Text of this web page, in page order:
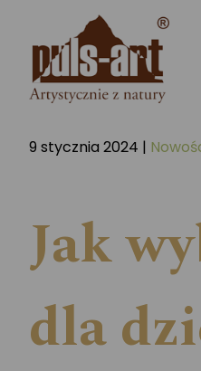
9 stycznia 2024 |
Jak
dla